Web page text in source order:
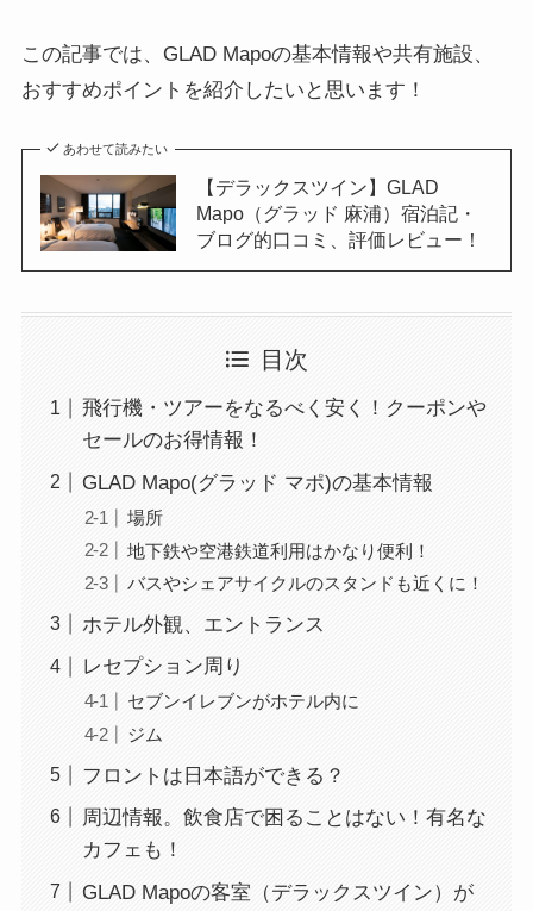
この記事では、GLAD Mapoの基本情報や共有施設、
おすすめポイントを紹介したいと思います！
あわせて読みたい
【デラックスツイン】GLAD
Mapo（グラッド 麻浦）宿泊記・
ブログ的口コミ、評価レビュー！
目次
飛行機・ツアーをなるべく安く！クーポンや
セールのお得情報！
GLAD Mapo(グラッド マポ)の基本情報
場所
地下鉄や空港鉄道利用はかなり便利！
バスやシェアサイクルのスタンドも近くに！
ホテル外観、エントランス
レセプション周り
セブンイレブンがホテル内に
ジム
フロントは日本語ができる？
周辺情報。飲食店で困ることはない！有名な
カフェも！
GLAD Mapoの客室（デラックスツイン）が